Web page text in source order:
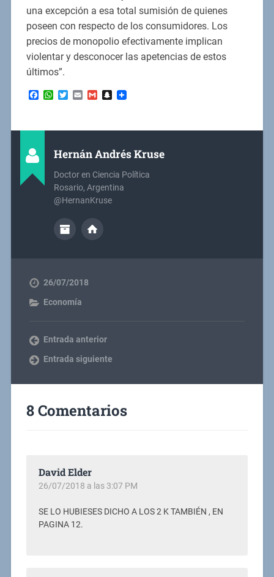
una excepción a esa total sumisión de quienes
poseen con respecto de los consumidores. Los
precios de monopolio efectivamente implican
violentar y desconocer las apetencias de estos
últimos”.
Facebook
WhatsApp
Twitter
EmailGmailSnapchat
Hernán Andrés Kruse
Doctor en Ciencia Política
Rosario, Argentina
@HernanKruse
26/07/2018
Economía
Entrada anterior
Entrada siguiente
8 Comentarios
David Elder
26/07/2018 a las 3:07 PM
SE LO HUBIESES DICHO A LOS 2 K TAMBIÉN , EN
PAGINA 12.